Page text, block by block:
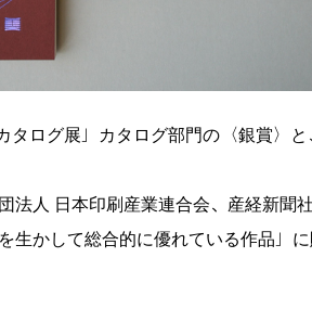
タログ展」カタログ部門の〈銀賞〉
法人 日本印刷産業連合会、産経新聞
生かして総合的に優れている作品」に